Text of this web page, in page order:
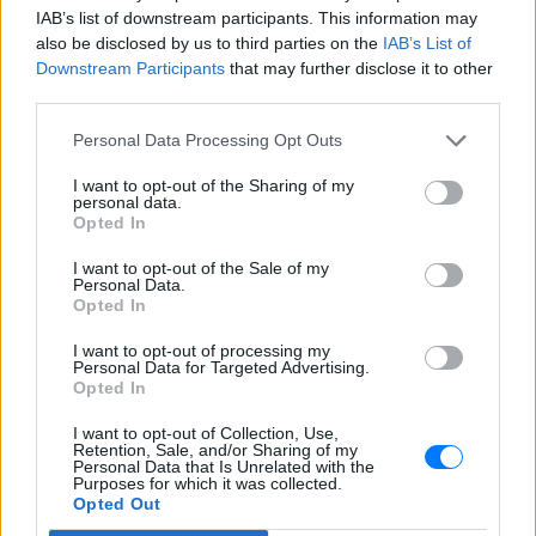
IAB’s list of downstream participants. This information may
also be disclosed by us to third parties on the IAB’s List of
Downstream Participants that may further disclose it to other
Personal Data Processing Opt Outs
I want to opt-out of the Sharing of my
personal data.
Opted In
I want to opt-out of the Sale of my
Personal Data.
Opted In
I want to opt-out of processing my
Personal Data for Targeted Advertising.
Opted In
I want to opt-out of Collection, Use,
Retention, Sale, and/or Sharing of my
Personal Data that Is Unrelated with the
Purposes for which it was collected.
Opted Out
γυναίκα και το παιδί μου, τα
έχασα όλα» ‑ Ο πόνος του
πατέρα
σκοτώθηκαν σε μετωπική σύγκρουση με
– Δράμας, κοντά στην Παλαιοκώμη.
τζάμι του οδηγού – «Μην κάνεις
Εξαιτίας των υψηλών ταχυτήτων το
λευκό όχημα έχασε τον έλεγχο και